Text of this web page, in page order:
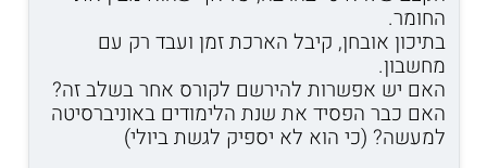
החומר.
בתיכון אובחן, קיבל הארכת זמן ועבד רק עם
מחשבון.
האם יש אפשרות להירשם לקורס אחר בשלב זה?
האם כבר הפסיד את שנת הלימודים באוניברסיטה
למעשה? (כי הוא לא יספיק לגשת ביולי)